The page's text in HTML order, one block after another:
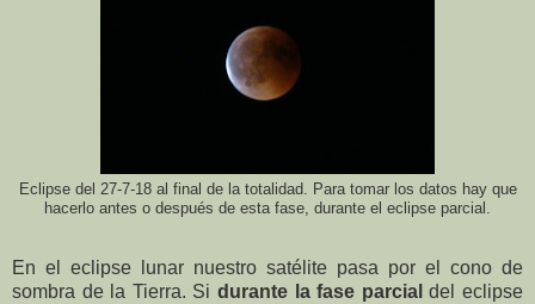
Eclipse del 27-7-18 al final de la totalidad. Para tomar los datos hay que
hacerlo antes o después de esta fase, durante el eclipse parcial.
En el eclipse lunar nuestro satélite pasa por el cono de
sombra de la Tierra. Si durante la fase parcial del eclipse